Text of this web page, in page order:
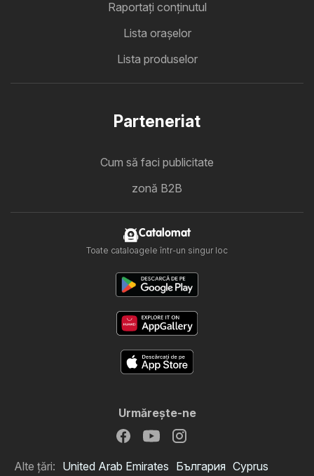
Raportați conținutul
Lista oraşelor
Lista produselor
Parteneriat
Cum să faci publicitate
zonă B2B
Catalomat
Toate cataloagele într-un singur loc
Urmăreşte-ne
Alte țări: United Arab Emirates България Cyprus